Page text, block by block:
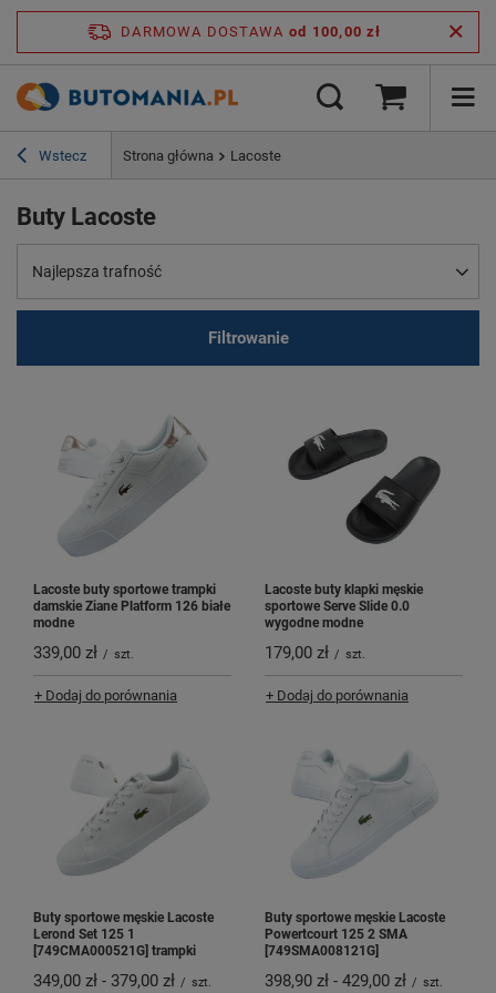
DARMOWA DOSTAWA od 100,00 zł
Wstecz Strona główna Lacoste
Buty Lacoste
Najlepsza trafność
Filtrowanie
Lacoste buty sportowe trampki
damskie Ziane Platform 126 białe
modne
339,00 zł / szt.
+ Dodaj do porównania
Lacoste buty klapki męskie
sportowe Serve Slide 0.0
wygodne modne
179,00 zł / szt.
+ Dodaj do porównania
Buty sportowe męskie Lacoste
Lerond Set 125 1
[749CMA000521G] trampki
349,00 zł - 379,00 zł / szt.
Buty sportowe męskie Lacoste
Powertcourt 125 2 SMA
[749SMA008121G]
398,90 zł - 429,00 zł / szt.